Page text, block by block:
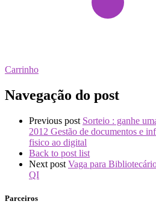
Carrinho
Navegação do post
Previous post Sorteio : ganhe
2012 Gestão de documentos e
fisico ao digital
Back to post list
Next post Vaga para
QI
Parceiros